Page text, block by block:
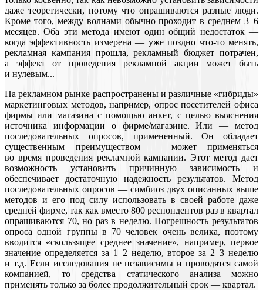
даже теоретически, потому что опрашиваются разные люди.
Кроме того, между волнами обычно проходит в среднем 3–6
месяцев. Оба эти метода имеют один общий недостаток —
когда эффективность измерена — уже поздно что-то менять,
рекламная кампания прошла, рекламный бюджет потрачен,
а эффект от проведения рекламной акции может быть
и нулевым...
На рекламном рынке распространены и различные «гибриды»
маркетинговых методов, например, опрос посетителей офиса
фирмы или магазина с помощью анкет, с целью выяснения
источника информации о фирме/магазине. Или — метод
последовательных опросов, примененный. Он обладает
существенным преимуществом — может применяться
во время проведения рекламной кампании. Этот метод дает
возможность установить причинную зависимость и
обеспечивает достаточную надежность результатов. Метод
последовательных опросов — симбиоз двух описанных выше
методов и его под силу использовать в своей работе даже
средней фирме, так как вместо 800 респондентов раз в квартал
опрашиваются 70, но раз в неделю. Погрешность результатов
опроса одной группы в 70 человек очень велика, поэтому
вводится «скользящее среднее значение», например, первое
значение определяется за 1–2 неделю, второе за 2–3 неделю
и т.д. Если исследования не независимы и проводятся самой
компанией, то средства статического анализа можно
применять только за более продолжительный срок — квартал.